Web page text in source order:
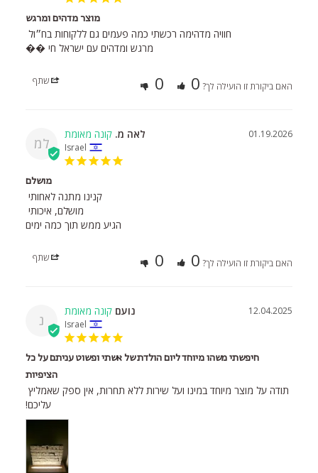
מוצר מדהים ומרגש
מרגש ומדהים עם ישראל חי ��
שתף האם ביקורת זו הועילה לך? 0
0
למ
01.19.2026 לאה מ.
Israel
מושלם
הגיע ממש תוך כמה ימים
שתף האם ביקורת זו הועילה לך? 0
0
נ
12.04.2025 נועם
Israel
חיפשתי משהו מיוחד ליום הולדת של אשתי ופשוט עניתם על כל
הציפיות
עליכם!